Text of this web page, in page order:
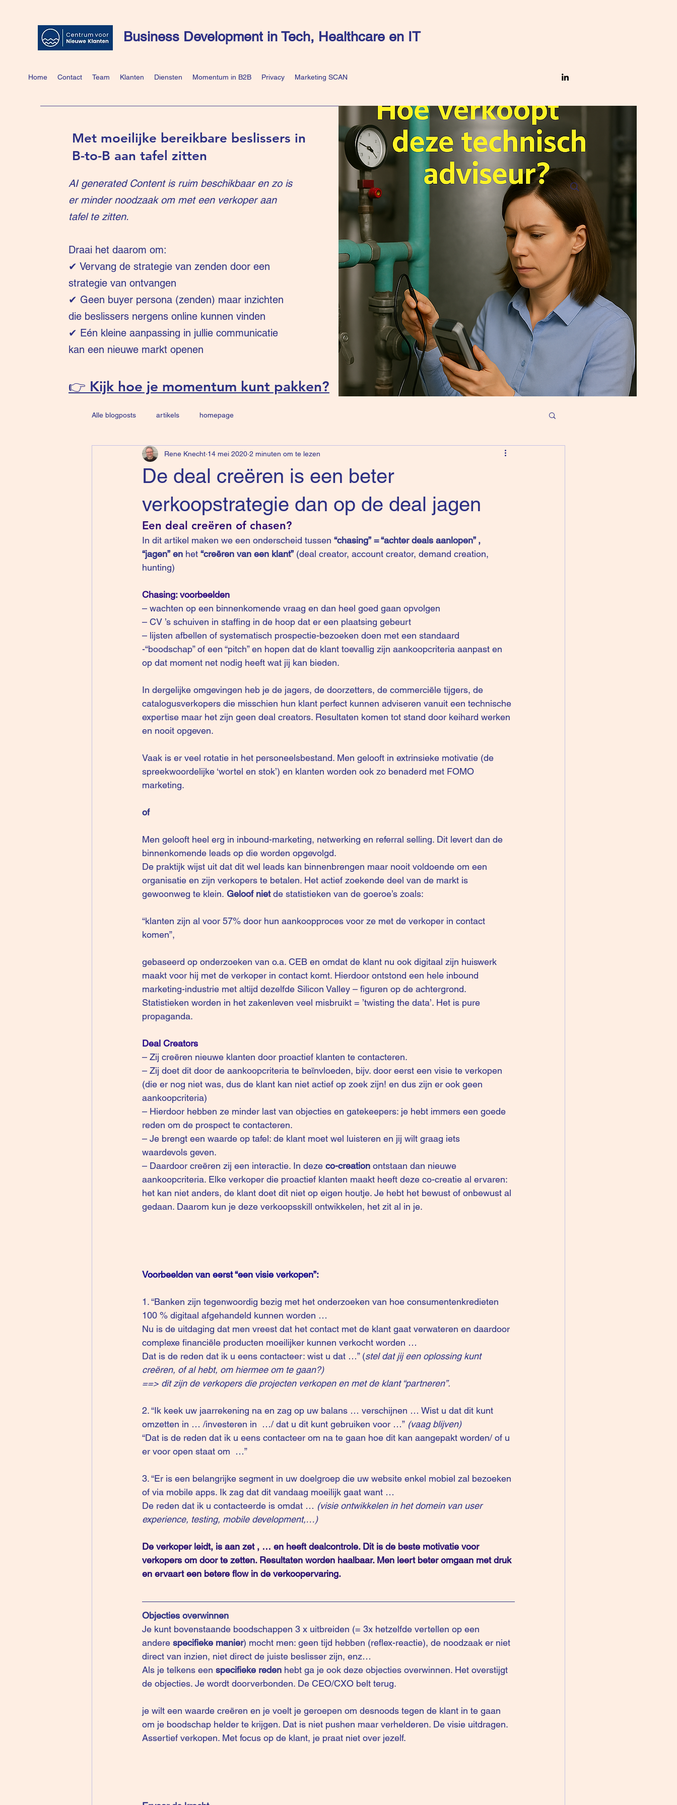
Business Development in Tech, Healthcare en IT
Home Contact Team Klanten Diensten Momentum in B2B Privacy Marketing SCAN
Met moeilijke bereikbare beslissers in
B-to-B aan tafel zitten
AI generated Content is ruim beschikbaar en zo is
er minder noodzaak om met een verkoper aan
tafel te zitten.
Draai het daarom om:
✔ Vervang de strategie van zenden door een
strategie van ontvangen
✔ Geen buyer persona (zenden) maar inzichten
die beslissers nergens online kunnen vinden
✔ Eén kleine aanpassing in jullie communicatie
kan een nieuwe markt openen
👉 Kijk hoe je momentum kunt pakken?
Alle blogposts artikels homepage
De deal creëren is een beter
verkoopstrategie dan op de deal jagen
Rene Knecht 14 mei 2020 2 minuten om te lezen
Een deal creëren of chasen?
In dit artikel maken we een onderscheid tussen “chasing” = “achter deals aanlopen” ,
“jagen” en het “creëren van een klant” (deal creator, account creator, demand creation,
hunting)
Chasing: voorbeelden
– wachten op een binnenkomende vraag en dan heel goed gaan opvolgen
– CV ’s schuiven in staffing in de hoop dat er een plaatsing gebeurt
– lijsten afbellen of systematisch prospectie-bezoeken doen met een standaard
-“boodschap” of een “pitch” en hopen dat de klant toevallig zijn aankoopcriteria aanpast en
op dat moment net nodig heeft wat jij kan bieden.
In dergelijke omgevingen heb je de jagers, de doorzetters, de commerciële tijgers, de
catalogusverkopers die misschien hun klant perfect kunnen adviseren vanuit een technische
expertise maar het zijn geen deal creators. Resultaten komen tot stand door keihard werken
en nooit opgeven.
Vaak is er veel rotatie in het personeelsbestand. Men gelooft in extrinsieke motivatie (de
spreekwoordelijke ‘wortel en stok’) en klanten worden ook zo benaderd met FOMO
marketing.
of
Men gelooft heel erg in inbound-marketing, netwerking en referral selling. Dit levert dan de
binnenkomende leads op die worden opgevolgd.
De praktijk wijst uit dat dit wel leads kan binnenbrengen maar nooit voldoende om een
organisatie en zijn verkopers te betalen. Het actief zoekende deel van de markt is
gewoonweg te klein. Geloof niet de statistieken van de goeroe’s zoals:
“klanten zijn al voor 57% door hun aankoopproces voor ze met de verkoper in contact
komen”,
gebaseerd op onderzoeken van o.a. CEB en omdat de klant nu ook digitaal zijn huiswerk
maakt voor hij met de verkoper in contact komt. Hierdoor ontstond een hele inbound
marketing-industrie met altijd dezelfde Silicon Valley – figuren op de achtergrond.
Statistieken worden in het zakenleven veel misbruikt = ’twisting the data’. Het is pure
propaganda.
Deal Creators
– Zij creëren nieuwe klanten door proactief klanten te contacteren.
– Zij doet dit door de aankoopcriteria te beïnvloeden, bijv. door eerst een visie te verkopen
(die er nog niet was, dus de klant kan niet actief op zoek zijn! en dus zijn er ook geen
aankoopcriteria)
– Hierdoor hebben ze minder last van objecties en gatekeepers: je hebt immers een goede
reden om de prospect te contacteren.
– Je brengt een waarde op tafel: de klant moet wel luisteren en jij wilt graag iets
waardevols geven.
– Daardoor creëren zij een interactie. In deze co-creation ontstaan dan nieuwe
aankoopcriteria. Elke verkoper die proactief klanten maakt heeft deze co-creatie al ervaren:
het kan niet anders, de klant doet dit niet op eigen houtje. Je hebt het bewust of onbewust al
gedaan. Daarom kun je deze verkoopsskill ontwikkelen, het zit al in je.
Voorbeelden van eerst “een visie verkopen”:
1. “Banken zijn tegenwoordig bezig met het onderzoeken van hoe consumentenkredieten
100 % digitaal afgehandeld kunnen worden …
Nu is de uitdaging dat men vreest dat het contact met de klant gaat verwateren en daardoor
complexe financiële producten moeilijker kunnen verkocht worden …
Dat is de reden dat ik u eens contacteer: wist u dat …” (stel dat jij een oplossing kunt
creëren, of al hebt, om hiermee om te gaan?)
==> dit zijn de verkopers die projecten verkopen en met de klant “partneren”.
2. “Ik keek uw jaarrekening na en zag op uw balans … verschijnen … Wist u dat dit kunt
omzetten in … /investeren in  …/ dat u dit kunt gebruiken voor …” (vaag blijven)
“Dat is de reden dat ik u eens contacteer om na te gaan hoe dit kan aangepakt worden/ of u
er voor open staat om  …”
3. “Er is een belangrijke segment in uw doelgroep die uw website enkel mobiel zal bezoeken
of via mobile apps. Ik zag dat dit vandaag moeilijk gaat want …
De reden dat ik u contacteerde is omdat … (visie ontwikkelen in het domein van user
experience, testing, mobile development,…)
De verkoper leidt, is aan zet , … en heeft dealcontrole. Dit is de beste motivatie voor
verkopers om door te zetten. Resultaten worden haalbaar. Men leert beter omgaan met druk
en ervaart een betere flow in de verkoopervaring.
Objecties overwinnen
Je kunt bovenstaande boodschappen 3 x uitbreiden (= 3x hetzelfde vertellen op een
andere specifieke manier) mocht men: geen tijd hebben (reflex-reactie), de noodzaak er niet
direct van inzien, niet direct de juiste beslisser zijn, enz…
Als je telkens een specifieke reden hebt ga je ook deze objecties overwinnen. Het overstijgt
de objecties. Je wordt doorverbonden. De CEO/CXO belt terug.
je wilt een waarde creëren en je voelt je geroepen om desnoods tegen de klant in te gaan
om je boodschap helder te krijgen. Dat is niet pushen maar verhelderen. De visie uitdragen.
Assertief verkopen. Met focus op de klant, je praat niet over jezelf.